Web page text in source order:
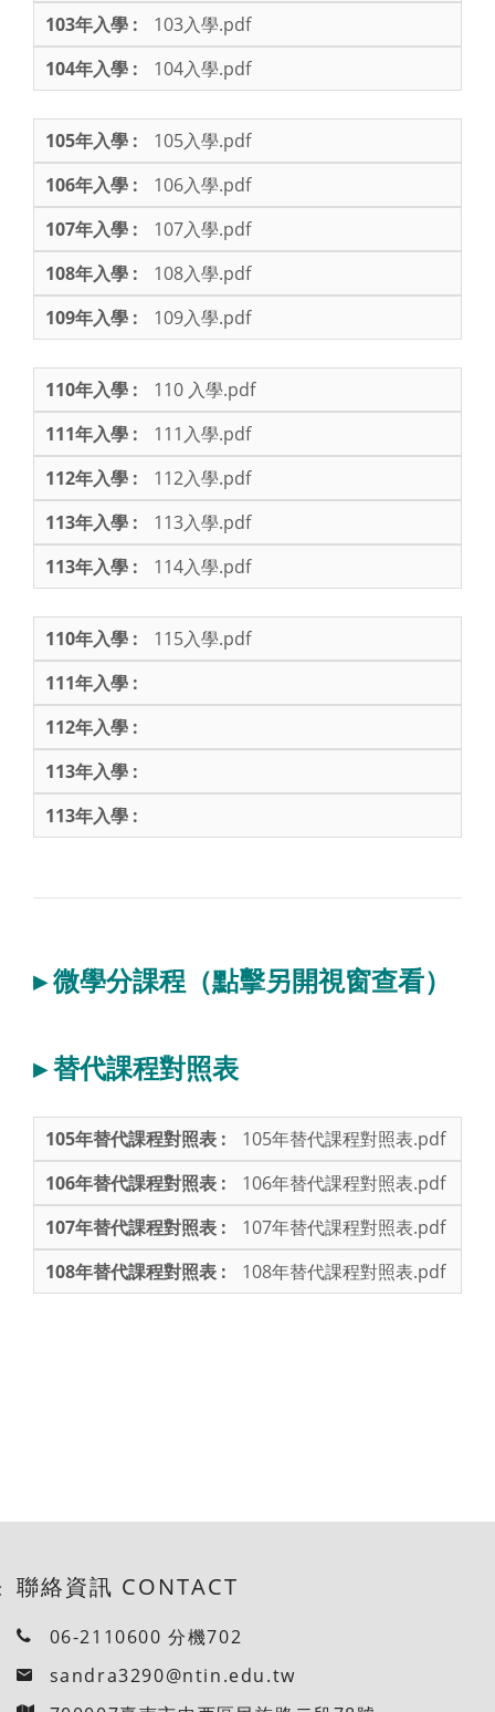
103入學.pdf
104入學.pdf
105入學.pdf
106入學.pdf
107入學.pdf
108入學.pdf
109入學.pdf
110 入學.pdf
111入學.pdf
112入學.pdf
113入學.pdf
114入學.pdf
115入學.pdf
▸ 微學分課程（點擊另開視窗查看）
▸ 替代課程對照表
105年替代課程對照表.pdf
106年替代課程對照表.pdf
107年替代課程對照表.pdf
108年替代課程對照表.pdf
聯絡資訊 CONTACT
06-2110600 分機702
sandra3290@ntin.edu.tw